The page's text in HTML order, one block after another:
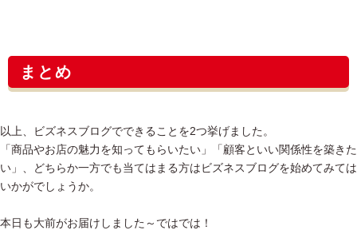
まとめ
以上、ビズネスブログでできることを2つ挙げました。
「商品やお店の魅力を知ってもらいたい」「顧客といい関係性を築きた
い」、どちらか一方でも当てはまる方はビズネスブログを始めてみては
いかがでしょうか。
本日も大前がお届けしました～ではでは！